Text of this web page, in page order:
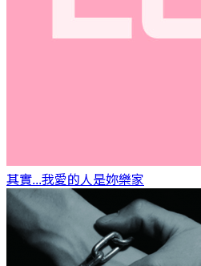
其實...我愛的人是妳樂家